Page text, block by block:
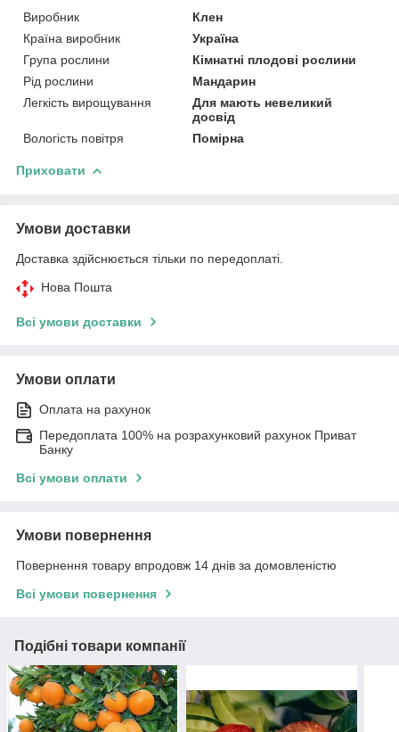
Виробник
Клен
Країна виробник
Україна
Група рослини
Кімнатні плодові рослини
Рід рослини
Мандарин
Легкість вирощування
Для мають невеликий
досвід
Вологість повітря
Помірна
Приховати
Умови доставки
Доставка здійснюється тільки по передоплаті.
Нова Пошта
Всі умови доставки
Умови оплати
Оплата на рахунок
Передоплата 100% на розрахунковий рахунок Приват
Банку
Всі умови оплати
Умови повернення
Повернення товару впродовж 14 днів за домовленістю
Всі умови повернення
Подібні товари компанії